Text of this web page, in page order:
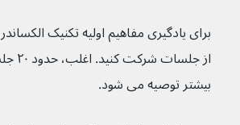
برای یادگیری مفاهیم اولیه تکنیک
از
بیشتر توصیه می شود.